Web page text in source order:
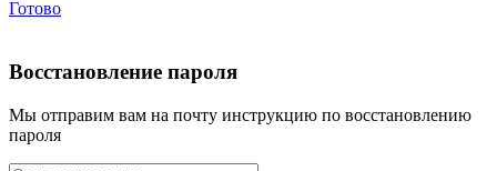
Готово
Восстановление пароля
Мы отправим вам на почту инструкцию по восстановлению
пароля